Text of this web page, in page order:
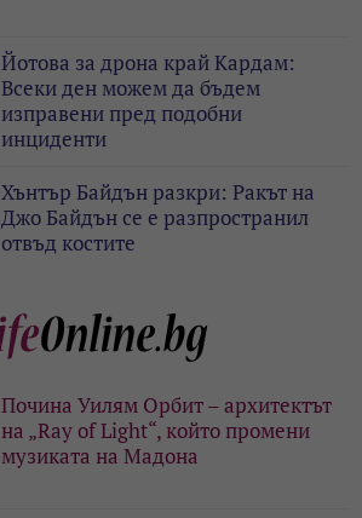
Йотова за дрона край Кардам:
Всеки ден можем да бъдем
изправени пред подобни
инциденти
Хънтър Байдън разкри: Ракът на
Джо Байдън се е разпространил
отвъд костите
Почина Уилям Орбит – архитектът
на „Ray of Light“, който промени
музиката на Мадона